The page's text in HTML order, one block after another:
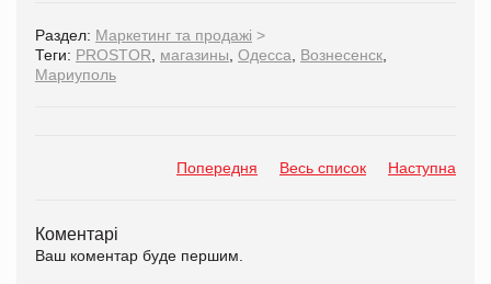
Раздел: Маркетинг та продажі >
Теги: PROSTOR магазины Одесса Вознесенск
Мариуполь
Попередня Весь список Наступна
Коментарі
Ваш коментар буде першим.